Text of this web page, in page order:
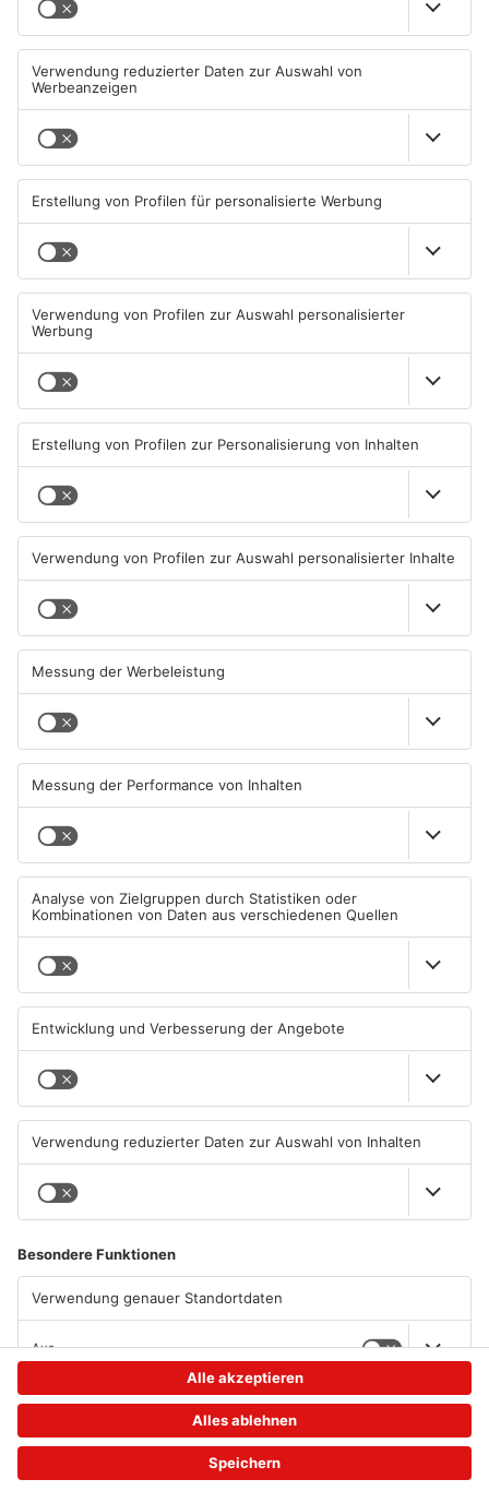
Mann schießt in Neuberg mit
Schreckschusswaffe auf
Busfahrer
07.08.2026, 07:12 UHR IN MAIN-
KINZIG-KREIS
Schwerer Unfall zwischen
Langenselbolder Dreieck und
Hanauer Kreuz
07.08.2026, 07:07 UHR IN MAIN-
zum Thema "Wasser im
Klimawandel"
KINZIG-KREIS
Wohnhausbrand in Maintal:
Zwei Menschen verletzt
Gute Nachrichten für Pendler
im Main-Kinzig-Kreis und in
Hanau
06.08.2026, 11:33 UHR IN MAIN-
KINZIG-KREIS
Wächtersbacher
Schwimmbad bleibt heute
geschlossen
KINZIG-KREIS